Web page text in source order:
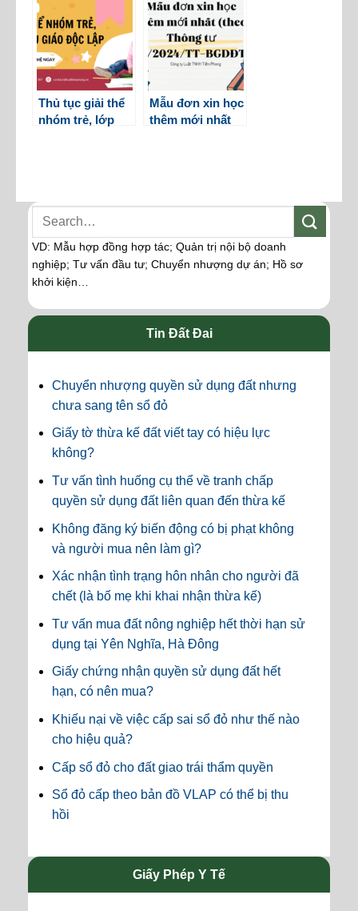
tiếng Anh
chế, kiểu dáng
công nghiệp?
Thủ tục giải thể
nhóm trẻ, lớp
Mẫu đơn xin học
thêm mới nhất
VD: Mẫu hợp đồng hợp tác; Quản trị nội bộ doanh
nghiệp; Tư vấn đầu tư; Chuyển nhượng dự án; Hồ sơ
khởi kiện…
Tin Đất Đai
Chuyển nhượng quyền sử dụng đất nhưng
chưa sang tên sổ đỏ
Giấy tờ thừa kế đất viết tay có hiệu lực
không?
Tư vấn tình huống cụ thể về tranh chấp
quyền sử dụng đất liên quan đến thừa kế
Không đăng ký biến động có bị phạt không
và người mua nên làm gì?
Xác nhận tình trạng hôn nhân cho người đã
chết (là bố mẹ khi khai nhận thừa kế)
Tư vấn mua đất nông nghiệp hết thời hạn sử
dụng tại Yên Nghĩa, Hà Đông
Giấy chứng nhận quyền sử dụng đất hết
hạn, có nên mua?
Khiếu nại về việc cấp sai sổ đỏ như thế nào
cho hiệu quả?
Cấp sổ đỏ cho đất giao trái thẩm quyền
Sổ đỏ cấp theo bản đồ VLAP có thể bị thu
hồi
Giấy Phép Y Tế